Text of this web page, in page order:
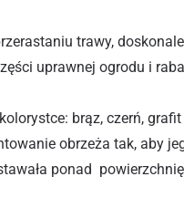
trawy,
uprawnej ogrodu i
brąz, czerń, grafit
obrzeża tak, aby
ponad